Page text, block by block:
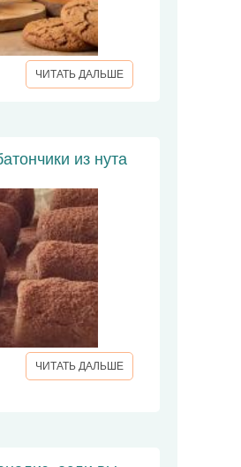
ЧИТАТЬ ДАЛЬШЕ
из нута
ЧИТАТЬ ДАЛЬШЕ